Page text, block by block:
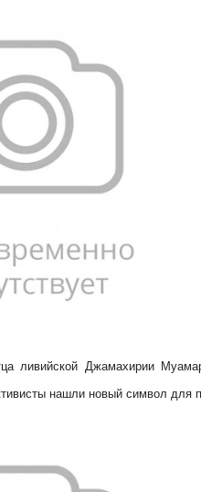
ливийской Джамахирии
нашли новый символ для